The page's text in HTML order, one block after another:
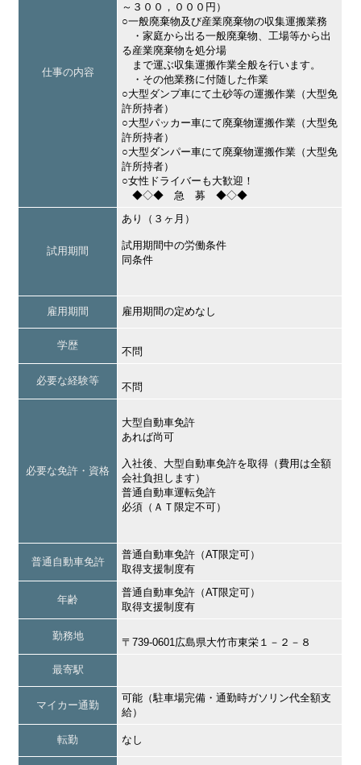
仕事の内容
～３００，０００円）
○一般廃棄物及び産業廃棄物の収集運搬業務
・家庭から出る一般廃棄物、工場等から出
る産業廃棄物を処分場
まで運ぶ収集運搬作業全般を行います。
・その他業務に付随した作業
○大型ダンプ車にて土砂等の運搬作業（大型免
許所持者）
○大型パッカー車にて廃棄物運搬作業（大型免
許所持者）
○大型ダンパー車にて廃棄物運搬作業（大型免
許所持者）
○女性ドライバーも大歓迎！
◆◇◆ 急 募 ◆◇◆
試用期間
あり（３ヶ月）
試用期間中の労働条件
同条件
雇用期間 雇用期間の定めなし
学歴
不問
必要な経験等
不問
必要な免許・資格
大型自動車免許
あれば尚可
入社後、大型自動車免許を取得（費用は全額
会社負担します）
普通自動車運転免許
必須（ＡＴ限定不可）
普通自動車免許
普通自動車免許（AT限定可）
取得支援制度有
年齢
普通自動車免許（AT限定可）
取得支援制度有
勤務地
〒739-0601広島県大竹市東栄１－２－８
最寄駅
マイカー通勤
可能（駐車場完備・通勤時ガソリン代全額支
給）
転勤 なし